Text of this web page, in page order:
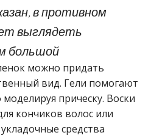
в противном
выглядеть
большой
можно придать
вид. Гели помогают
прическу. Воски
кончиков волос или
средства